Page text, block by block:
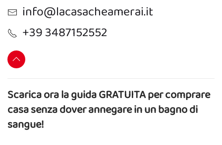
info@lacasacheamerai.it
+39 3487152552
Scarica ora la guida GRATUITA per comprare
casa senza dover annegare in un bagno di
sangue!